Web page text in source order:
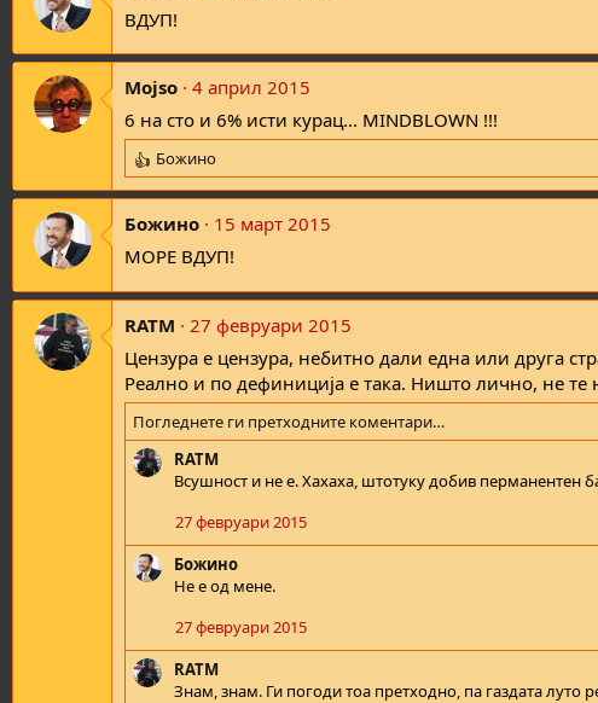
ВДУП!
Mojso 4 април 2015
6 на сто и 6% исти курац... MINDBLOWN !!!
R
e
c
t
o
n
:
Божино
Божино
15 март 2015
МОРЕ ВДУП!
RATM
27 февруари 2015
Цензура е цензура, небитно дали една или друга
Реално и по дефиниција е така. Ништо лично, не те
Погледнете ги претходните коментари…
RATM
Всушност и не е. Хахаха, штотуку добив перманентен
27 февруари 2015
Божино
Не е од мене.
27 февруари 2015
RATM
Знам, знам. Ги погоди тоа претходно, па газдата